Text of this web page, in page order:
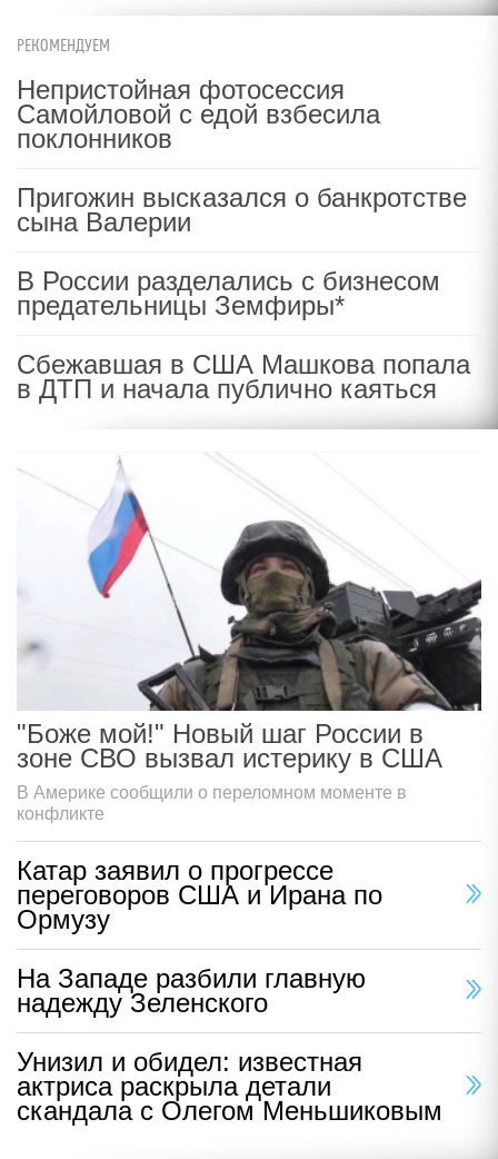
РЕКОМЕНДУЕМ
Непристойная фотосессия
Самойловой с едой взбесила
поклонников
Пригожин высказался о банкротстве
сына Валерии
В России разделались с бизнесом
предательницы Земфиры*
Сбежавшая в США Машкова попала
в ДТП и начала публично каяться
"Боже мой!" Новый шаг России в
зоне СВО вызвал истерику в США
В Америке сообщили о переломном моменте в
конфликте
Катар заявил о прогрессе
переговоров США и Ирана по
Ормузу
На Западе разбили главную
надежду Зеленского
Унизил и обидел: известная
актриса раскрыла детали
скандала с Олегом Меньшиковым